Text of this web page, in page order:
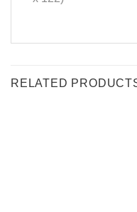
RELATED